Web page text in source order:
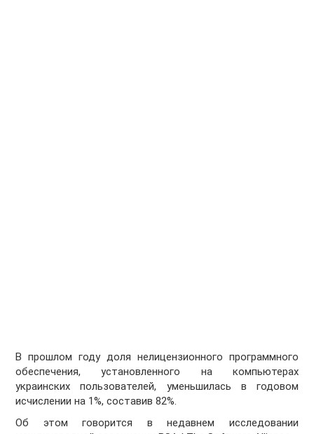
В прошлом году доля нелицензионного программного
обеспечения, установленного на компьютерах
украинских пользователей, уменьшилась в годовом
исчислении на 1%, составив 82%.
Об этом говорится в недавнем исследовании